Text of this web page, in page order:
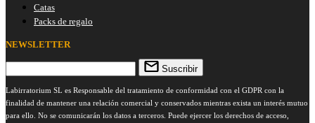
Catas
Packs de regalo
NEWSLETTER
Suscribir
Labirratorium SL es Responsable del tratamiento de conformidad con el GDPR con la
finalidad de mantener una relación comercial y conservados mientras exista un interés mutuo
para ello. No se comunicarán los datos a terceros. Puede ejercer los derechos de acceso,